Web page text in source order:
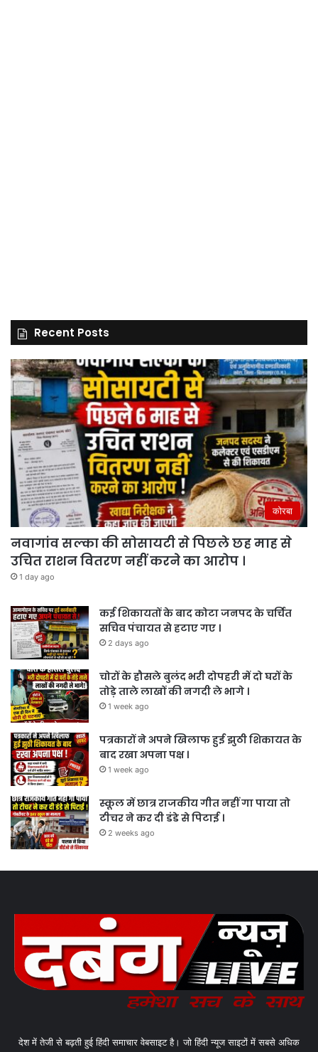
Recent Posts
कोरबा
नवागांव सल्का की सोसायटी से पिछले छह माह से
उचित राशन वितरण नहीं करने का आरोप ।
1 day ago
कई शिकायतों के बाद कोटा जनपद के चर्चित
सचिव पंचायत से हटाए गए ।
2 days ago
चोरों के हौसले बुलंद भरी दोपहरी में दो घरों के
तोड़े ताले लाखों की नगदी ले भागे ।
1 week ago
पत्रकारों ने अपने खिलाफ हुई झुठी शिकायत के
बाद रखा अपना पक्ष ।
1 week ago
स्कूल में छात्र राजकीय गीत नहीं गा पाया तो
टीचर ने कर दी डंडे से पिटाई ।
2 weeks ago
देश में तेजी से बढ़ती हुई हिंदी समाचार वेबसाइट है। जो हिंदी न्यूज साइटों में सबसे अधिक